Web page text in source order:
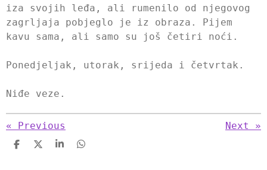
iza svojih leđa, ali rumenilo od njegovog
zagrljaja pobjeglo je iz obraza. Pijem
kavu sama, ali samo su još četiri noći.
Ponedjeljak, utorak, srijeda i četvrtak.
Niđe veze.
« Previous Next »
S
S
S
S